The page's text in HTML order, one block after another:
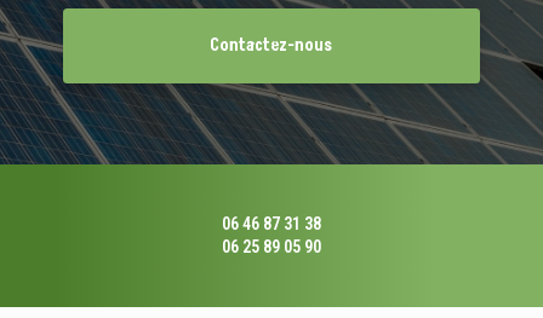
Contactez-nous
06 46 87 31 38
06 25 89 05 90